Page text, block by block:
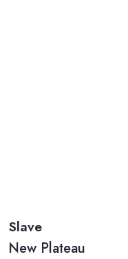
Slave
New Plateau